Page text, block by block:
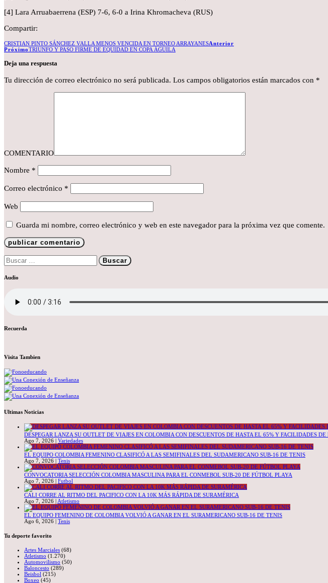
[4] Lara Arruabaerrena (ESP) 7-6, 6-0 a Irina Khromacheva (RUS)
Compartir:
CRISTIAN PINTO SÁNCHEZ VALLA MENOS VENCIDA EN TORNEO ARRAYANESAnterior
PróximoTRIUNFO Y PASO FIRME DE EQUIDAD EN COPA ÁGUILA
Deja una respuesta
Tu dirección de correo electrónico no será publicada. Los campos obligatorios están marcados con *
COMENTARIO
Nombre *
Correo electrónico *
Web
Guarda mi nombre, correo electrónico y web en este navegador para la próxima vez que comente.
Buscar:
Audio
Recuerda
Visita Tambien
Ultimas Noticias
DESPEGAR LANZA SU OUTLET DE VIAJES EN COLOMBIA CON DESCUENTOS DE HASTA EL 65% Y FACILIDADES DE
Ago 7, 2026 | Variedades
EL EQUIPO COLOMBIA FEMENINO CLASIFICÓ A LAS SEMIFINALES DEL SUDAMERICANO SUB-16 DE TENIS
Ago 7, 2026 | Tenis
CONVOCATORIA SELECCIÓN COLOMBIA MASCULINA PARA EL CONMEBOL SUB-20 DE FÚTBOL PLAYA
Ago 7, 2026 | Futbol
CALI CORRE AL RITMO DEL PACIFICO CON LA 10K MÁS RÁPIDA DE SURAMÉRICA
Ago 7, 2026 | Atletismo
EL EQUIPO FEMENINO DE COLOMBIA VOLVIÓ A GANAR EN EL SURAMERICANO SUB-16 DE TENIS
Ago 6, 2026 | Tenis
Tu deporte favorito
Artes Marciales (68)
Atletismo (1.270)
Automovilismo (50)
Baloncesto (289)
Beisbol (215)
Boxeo (45)